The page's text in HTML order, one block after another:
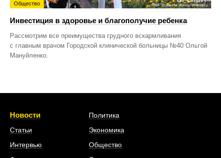
Общество
Инвестиция в здоровье и благополучие ребенка
Рассмотрим все преимущества грудного вскармливания
с главным врачом Городской клинической больницы №40 Ольгой
Мануйленко.
Новости
Статьи
Интервью
Политика
Экономика
Общество